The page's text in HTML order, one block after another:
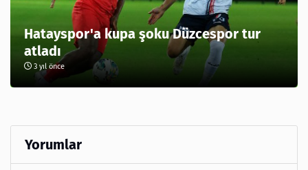
Hatayspor'a kupa şoku Düzcespor tur
atladı
3 yıl önce
Yorumlar